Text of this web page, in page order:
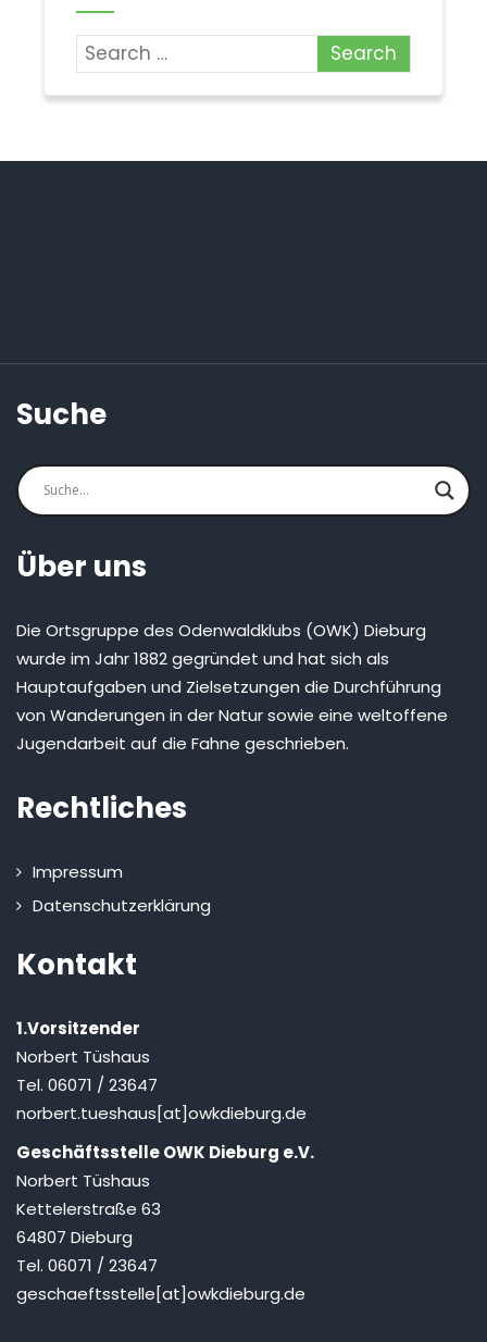
Suche
Über uns
Die Ortsgruppe des Odenwaldklubs (OWK) Dieburg
wurde im Jahr 1882 gegründet und hat sich als
Hauptaufgaben und Zielsetzungen die Durchführung
von Wanderungen in der Natur sowie eine weltoffene
Jugendarbeit auf die Fahne geschrieben.
Rechtliches
Impressum
Datenschutzerklärung
Kontakt
1.Vorsitzender
Norbert Tüshaus
Tel. 06071 / 23647
norbert.tueshaus[at]owkdieburg.de
Geschäftsstelle OWK Dieburg e.V.
Norbert Tüshaus
Kettelerstraße 63
64807 Dieburg
Tel. 06071 / 23647
geschaeftsstelle[at]owkdieburg.de